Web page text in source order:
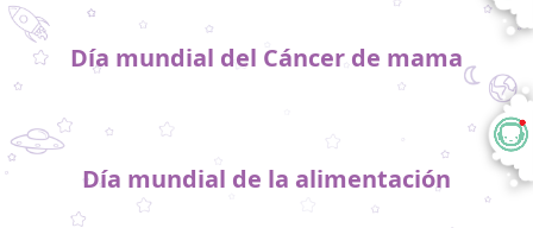
Día mundial del Cáncer de mama
Día mundial de la alimentación